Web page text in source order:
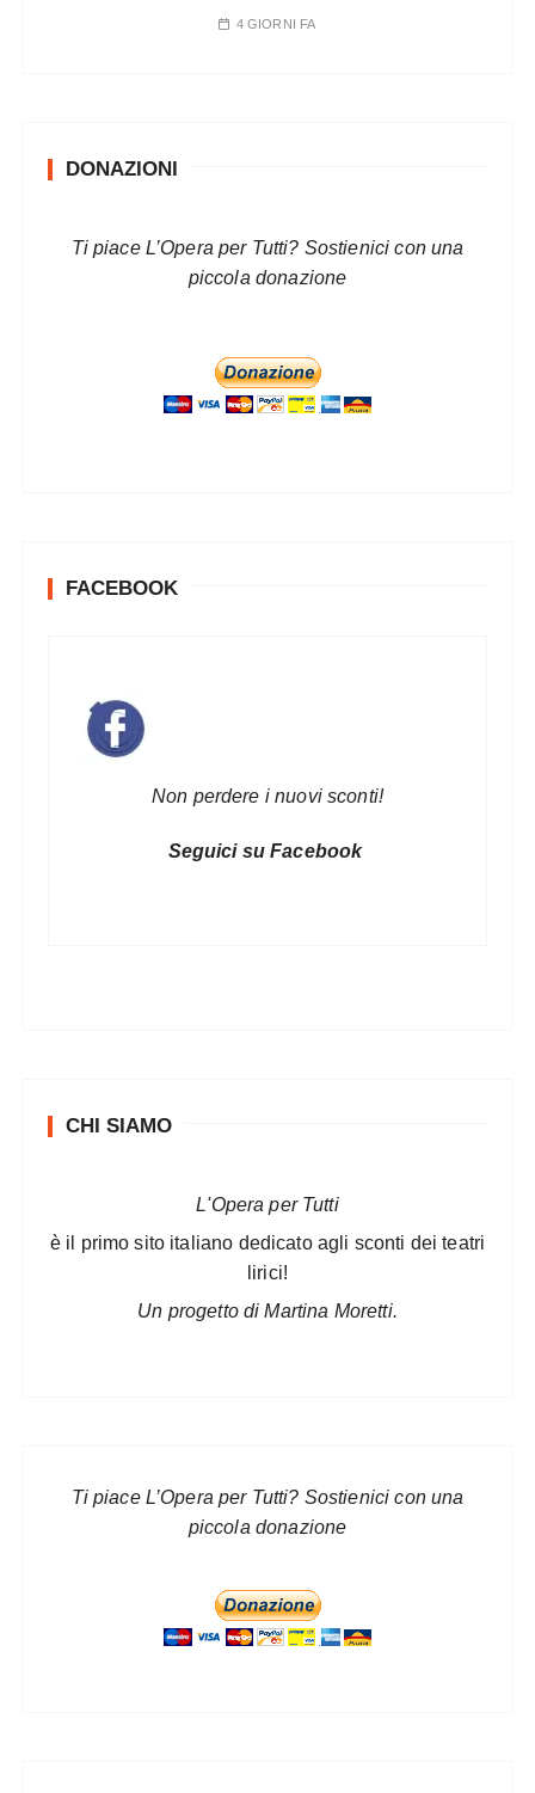
4 GIORNI FA
DONAZIONI
Ti piace L’Opera per Tutti? Sostienici con una
piccola donazione
FACEBOOK
Non perdere i nuovi sconti!
Seguici su Facebook
CHI SIAMO
L'Opera per Tutti
è il primo sito italiano dedicato agli sconti dei teatri
lirici!
Un progetto di Martina Moretti.
Ti piace L’Opera per Tutti? Sostienici con una
piccola donazione